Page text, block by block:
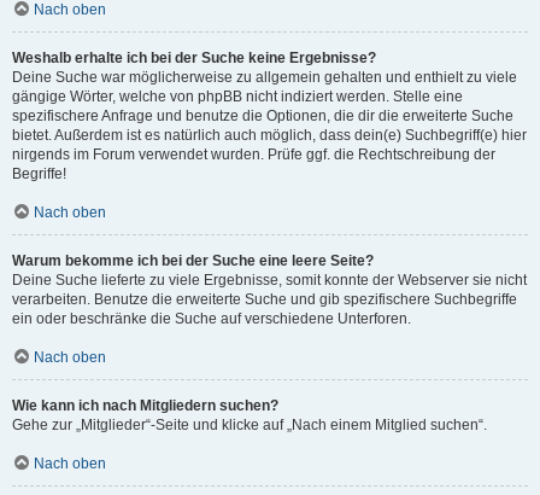
Nach oben
Weshalb erhalte ich bei der Suche keine Ergebnisse?
Deine Suche war möglicherweise zu allgemein gehalten und enthielt zu viele
gängige Wörter, welche von phpBB nicht indiziert werden. Stelle eine
spezifischere Anfrage und benutze die Optionen, die dir die erweiterte Suche
bietet. Außerdem ist es natürlich auch möglich, dass dein(e) Suchbegriff(e) hier
nirgends im Forum verwendet wurden. Prüfe ggf. die Rechtschreibung der
Begriffe!
Nach oben
Warum bekomme ich bei der Suche eine leere Seite?
Deine Suche lieferte zu viele Ergebnisse, somit konnte der Webserver sie nicht
verarbeiten. Benutze die erweiterte Suche und gib spezifischere Suchbegriffe
ein oder beschränke die Suche auf verschiedene Unterforen.
Nach oben
Wie kann ich nach Mitgliedern suchen?
Gehe zur „Mitglieder“-Seite und klicke auf „Nach einem Mitglied suchen“.
Nach oben